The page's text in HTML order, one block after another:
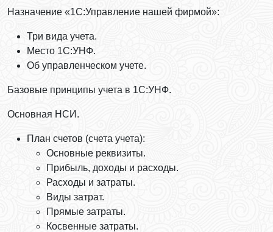
Назначение «1С:Управление нашей фирмой»:
Три вида учета.
Место 1С:УНФ.
Об управленческом учете.
Базовые принципы учета в 1С:УНФ.
Основная НСИ.
План счетов (счета учета):
Основные реквизиты.
Прибыль, доходы и расходы.
Расходы и затраты.
Виды затрат.
Прямые затраты.
Косвенные затраты.